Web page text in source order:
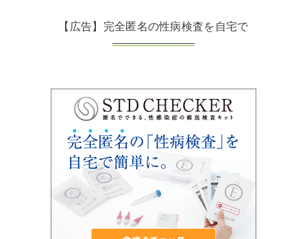
【広告】完全匿名の性病検査を自宅で